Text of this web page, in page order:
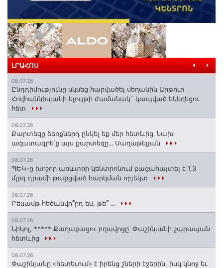
ԼՐԱՀՈՍ
08.07.26
Ընդդիմությունը սկսեց հարվածել սեղանին Արթուր
Հովհաննիսյանի ելույթի ժամանակ` կապված եկեղեցու
հետ
08.07.26
Քարտեզը ձեռքներդ ընկել եք մեր հետևից․ նախ
ազատագրե՛ք այս քարտեզը․․․ Սաղաթելյան
08.07.26
ՊԵԿ-ը խոշոր առևտրի կենտրոնում բացահայտել է 1,3
մլրդ դրամի թաքցված հարկման օբյեկտ
08.07.26
Բեսամթ հեծանվո՞րդ ես, թե՞ ․․․
08.07.26
Նիկոլ, ***** Քաղաքացու բղավոցը՝ Փաշինյանի շարասյան
հետևից
08.07.26
Փաշինյանը «հետեւում» է իրենց շների էջերին, իսկ կնոջ եւ